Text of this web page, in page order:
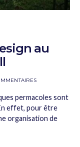
au
permacoles sont
effet, pour être
organisation de